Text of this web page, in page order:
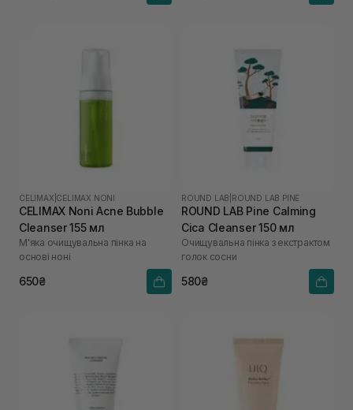
CELIMAX CELIMAX NONI
CELIMAX Noni Acne Bubble
Cleanser 155 мл
М'яка очищувальна пінка на
основі ноні
650₴
ROUND LAB ROUND LAB PINE
ROUND LAB Pine Calming
Cica Cleanser 150 мл
Очищувальна пінка з екстрактом
голок сосни
580₴